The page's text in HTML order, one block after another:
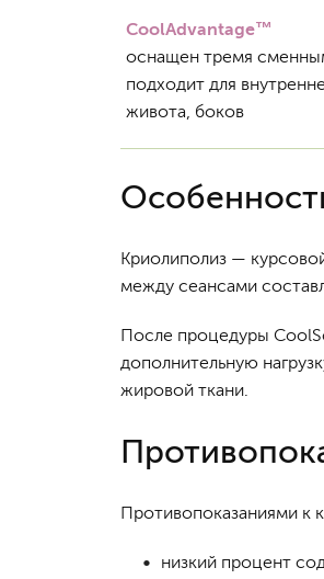
CoolAdvantage™
оснащен тремя
подходит для
живота, боков
Криолиполиз —
между сеансами
После процедуры
дополнительную
жировой ткани.
Противопоказаниями к
низкий процент